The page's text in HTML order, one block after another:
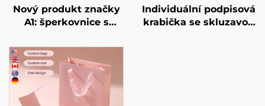
Nový produkt značky
A1: šperkovnice s
magnetickým víkem a
stužkou – luxusní
balení pro šperky
(prsteny, hodinky,
náušnice, řetízky),
Individuální podpisová
krabička se skluzavou